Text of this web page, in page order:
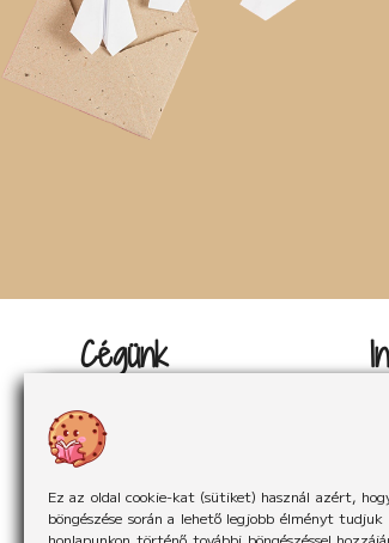
Ez az oldal cookie-kat (sütiket) használ azért,
böngészése során a lehető legjobb élményt
honlapunkon történő további böngészéssel
Cégünk
Rólunk
Rólunk mondták
Hírek
Partnereink